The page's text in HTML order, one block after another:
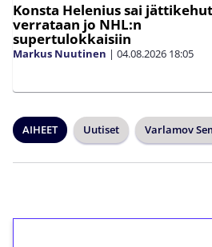
Konsta Helenius sai
verrataan jo NHL:n
supertulokkaisiin
Markus Nuutinen | 04.08.2026 18:05
AIHEET Uutiset Varlamov